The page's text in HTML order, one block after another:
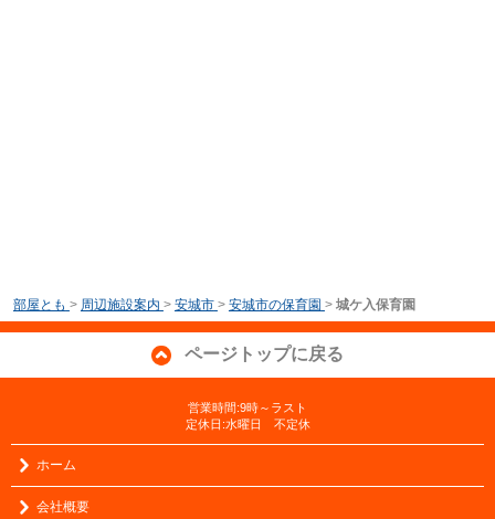
部屋とも > 周辺施設案内 > 安城市 > 安城市の保育園 > 城ケ入保育園
ページトップに戻る
営業時間:9時～ラスト
定休日:水曜日 不定休
ホーム
会社概要